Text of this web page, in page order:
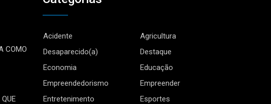
COMO
Acidente
Agricultura
Desaparecido(a)
Destaque
Economia
Educação
Empreendedorismo
Empreender
Entretenimento
Esportes